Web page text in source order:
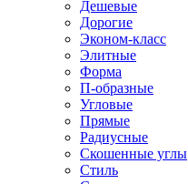
Дешевые
Дорогие
Эконом-класс
Элитные
Форма
П-образные
Угловые
Прямые
Радиусные
Скошенные углы
Стиль